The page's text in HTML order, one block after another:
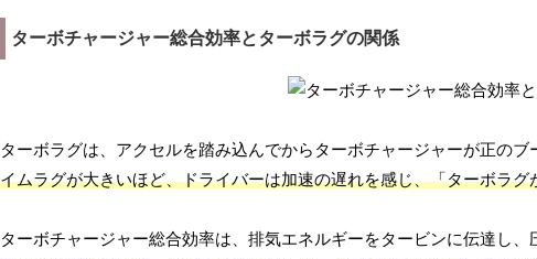
ターボチャージャー総合効率とターボラグの関係
ターボラグは、アクセルを踏み込んでからターボチャージャーが正の
イムラグが大きいほど、ドライバーは加速の遅れを感じ、「ターボラグ
ターボチャージャー総合効率は、排気エネルギーをタービンに伝達し